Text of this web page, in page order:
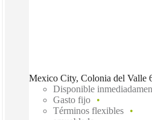
Mexico City, Colonia del Valle
Disponible
Gasto fijo
Términos flexibles